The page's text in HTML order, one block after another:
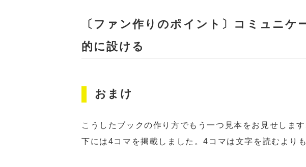
〔ファン作りのポイント〕コミュニケ
的に設ける
おまけ
こうしたブックの作り方でもう一つ見本をお見せしま
下には4コマを掲載しました。4コマは文字を読むより